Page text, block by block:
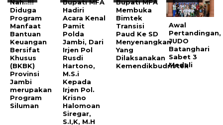
Nah..!!!
Diduga
Program
Manfaat
Bantuan
Keuangan
Bersifat
Khusus
(BKBK)
Provinsi
Jambi
merupakan
Program
Siluman
Bupati MFA
Hadiri
Acara Kenal
Pamit
Polda
Jambi, Dari
Irjen Pol
Rusdi
Hartono,
M.S.i
Kepada
Irjen Pol.
Krisno
Halomoan
Siregar,
S.I,K, M.H
Bupati MFA
Membuka
Bimtek
Transisi
Paud Ke SD
Menyenangkan
Yang
Dilaksanakan
Kemendikbudristek
Awal
Pertandingan,
JUDO
Batanghari
Sabet 3
Medali